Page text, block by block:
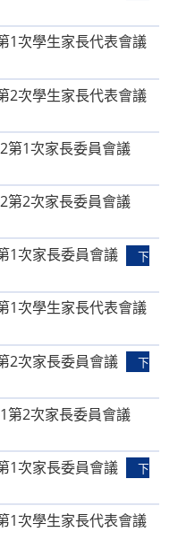
1次學生家長代表會議
2次學生家長代表會議
第1次家長委員會議
第2次家長委員會議
1次家長委員會議
下
1次學生家長代表會議
2次家長委員會議
下
第2次家長委員會議
1次家長委員會議
下
1次學生家長代表會議